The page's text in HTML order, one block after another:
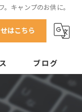
キャンプのお供に。
はこちら
ブログ